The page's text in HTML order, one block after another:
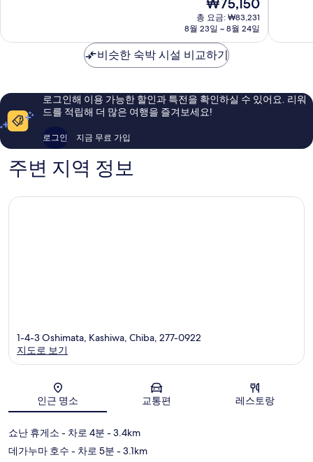
시
매
요,
용
후
개
재
요
₩75,150
총 요금: ₩83,231
8월 23일 ~ 8월 24일
Kashiwa
훌
이
용
비슷한 숙박 시설 비교하기
로그인해 이용 가능한 할인과 특전을 확인하실 수 있어요. 리워
드를 적립해 더 많은 여행을 즐겨보세요!
로그인 지금 무료 가입
주변 지역 정보
지도
1-4-3 Oshimata, Kashiwa, Chiba, 277-0922
지도로 보기
인근 명소 교통편 레스토랑
쇼난 휴게소 - 차로 4분 - 3.4km
데가누마 호수 - 차로 5분 - 3.1km